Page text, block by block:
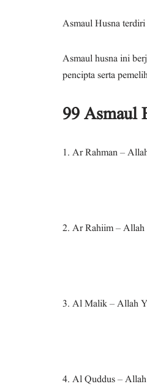
Asmaul Husna terdiri
Asmaul husna ini
pencipta serta
99 Asmaul
1. Ar Rahman –
2. Ar Rahiim – Allah
3. Al Malik – Allah
4. Al Quddus –